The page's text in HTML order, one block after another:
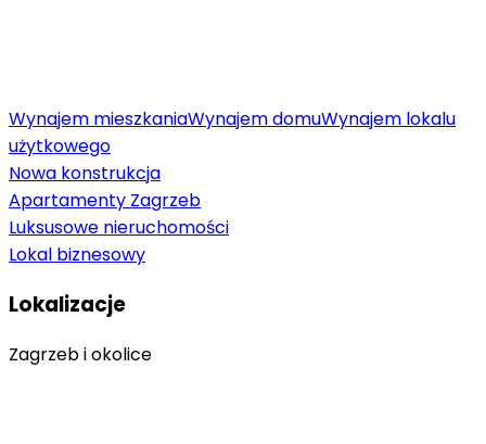
Wynajem mieszkaniaWynajem domuWynajem lokalu
użytkowego
Nowa konstrukcja
Apartamenty Zagrzeb
Luksusowe nieruchomości
Lokal biznesowy
Lokalizacje
Zagrzeb i okolice